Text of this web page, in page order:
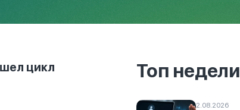
цикл
Топ недели
2.08.2026